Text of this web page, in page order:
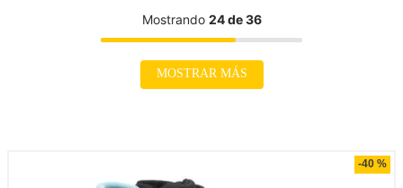
Mostrando 24 de 36
MOSTRAR MÁS
-40 %